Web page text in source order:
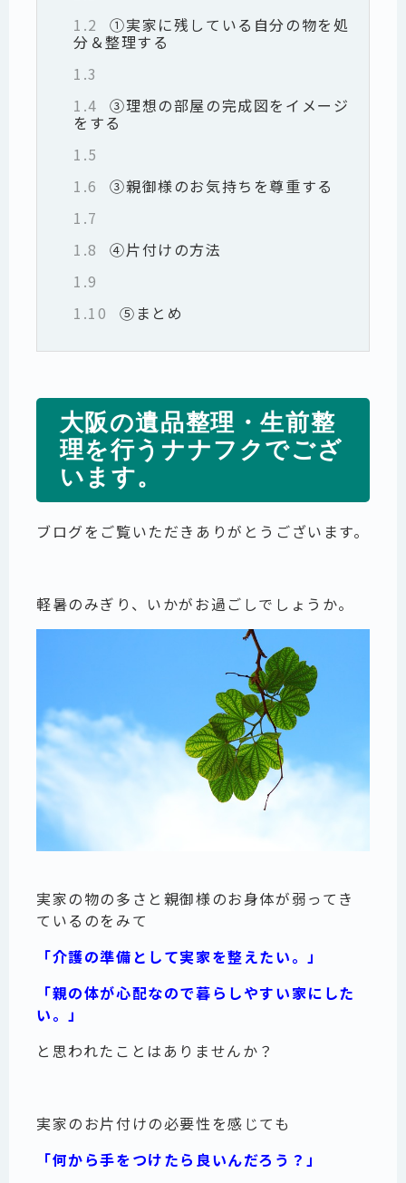
1.2
①実家に残している自分の物を処
分＆整理する
1.3
1.4
③理想の部屋の完成図をイメージ
をする
1.5
1.6
③親御様のお気持ちを尊重する
1.7
1.8
④片付けの方法
1.9
1.10
⑤まとめ
大阪の遺品整理・生前整
理を行うナナフクでござ
います。
ブログをご覧いただきありがとうございます。
軽暑のみぎり、いかがお過ごしでしょうか。
実家の物の多さと親御様のお身体が弱ってき
ているのをみて
「介護の準備として実家を整えたい。」
「親の体が心配なので暮らしやすい家にした
い。」
と思われたことはありませんか？
実家のお片付けの必要性を感じても
「何から手をつけたら良いんだろう？」